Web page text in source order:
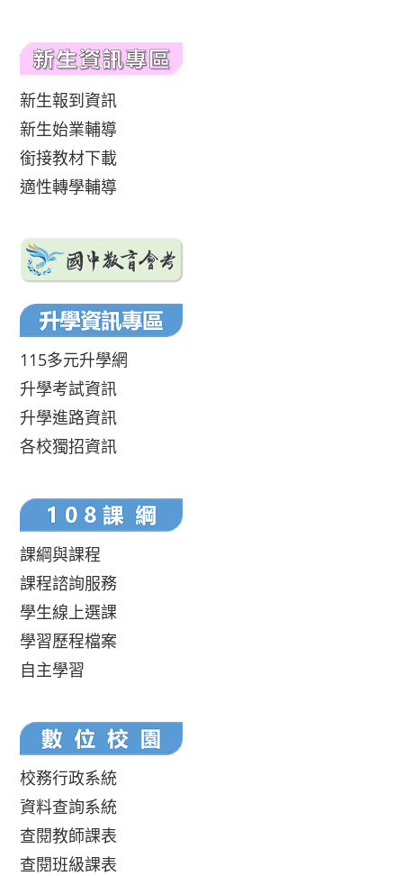
新生報到資訊
新生始業輔導
銜接教材下載
適性轉學輔導
115多元升學網
升學考試資訊
升學進路資訊
各校獨招資訊
課綱與課程
課程諮詢服務
學生線上選課
學習歷程檔案
自主學習
校務行政系統
資料查詢系統
查閱教師課表
查閱班級課表